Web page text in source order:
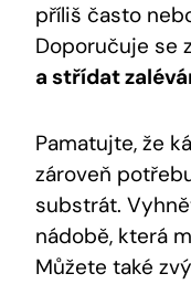
příliš často
Doporučuje se
a střídat
Pamatujte, že
zároveň
substrát.
nádobě, která
Můžete také